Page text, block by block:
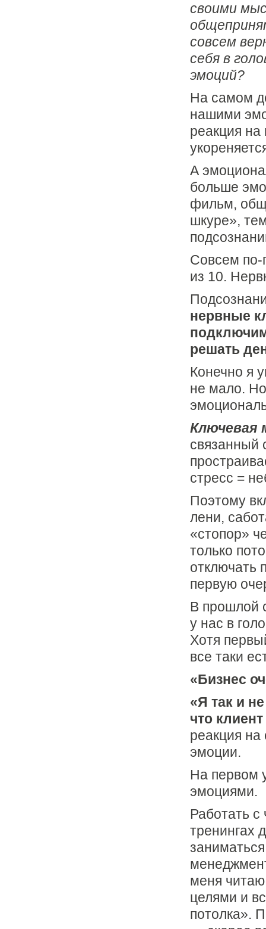
своими
совсем
себя в
эмоций?
На самом
нашими
реакция
А
больше
фильм,
шкуре»,
Совсем по-
из 10.
нервные
решать
Конечно я
не мало.
Ключевая
связанный
стресс =
Поэтому
лени,
«стопор»
только
отключать
первую
В прошлой
у нас в
Хотя
все таки
«Бизнес
«Я так и
что
реакция
эмоции.
На первом
эмоциями.
Работать
тренингах
меня
целями и
потолка».